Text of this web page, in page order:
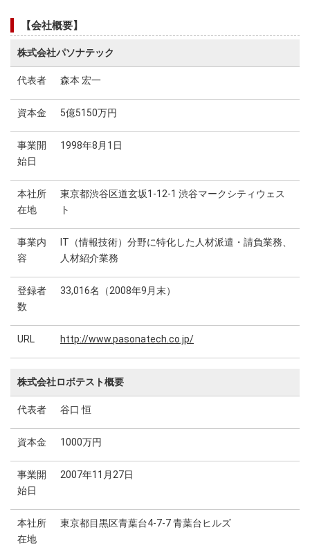
【会社概要】
株式会社パソナテック
代表者 森本 宏一
資本金 5億5150万円
事業開
始日
1998年8月1日
本社所
在地
東京都渋谷区道玄坂1-12-1 渋谷マークシティウェス
ト
事業内
容
IT（情報技術）分野に特化した人材派遣・請負業務、
人材紹介業務
登録者
数
33,016名（2008年9月末）
URL http://www.pasonatech.co.jp/
株式会社ロボテスト概要
代表者 谷口 恒
資本金 1000万円
事業開
始日
2007年11月27日
本社所
在地
東京都目黒区青葉台4-7-7 青葉台ヒルズ